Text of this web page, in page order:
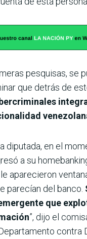
pesquisas, se
que detrás de
diputada, en el
a su
aparecieron
parecían del banco.
que
”, dijo el
contra